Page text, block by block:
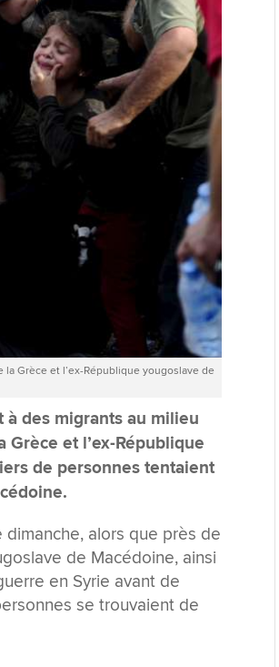
Grèce et l’ex-République yougoslave de
à des migrants au milieu
et l’ex-République
de personnes tentaient
alors que près de
de Macédoine, ainsi
en Syrie avant de
se trouvaient de